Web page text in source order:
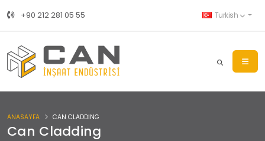
+90 212 281 05 55 Turkish
Can Cladding
ANASAYFA CAN CLADDING